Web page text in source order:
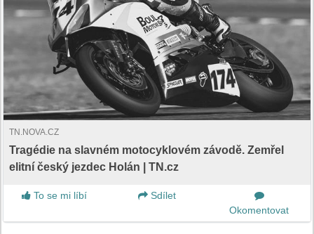
TN.NOVA.CZ
Tragédie na slavném motocyklovém závodě. Zemřel
elitní český jezdec Holán | TN.cz
To se mi líbí
Sdílet
Okomentovat